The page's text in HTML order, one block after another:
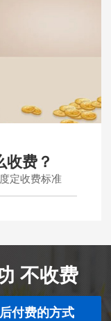
收费？
定收费标准
不收费
付费的方式